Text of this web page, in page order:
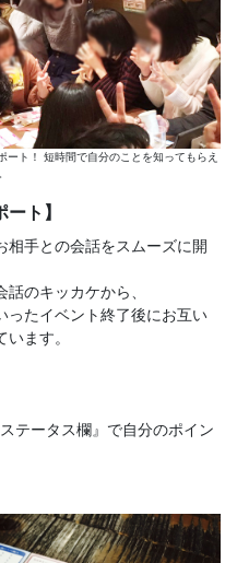
ト！ 短時間で自分のことを知ってもらえ
ト】
相手との会話をスムーズに開
話のキッカケから、
ったイベント終了後にお互い
ます。
テータス欄』で自分のポイン